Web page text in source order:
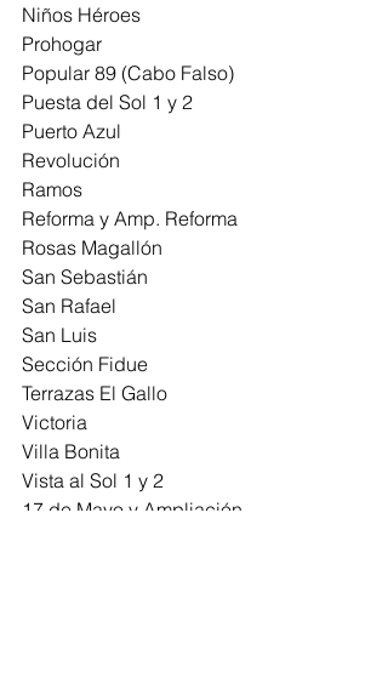
Niños Héroes
Prohogar
Popular 89 (Cabo Falso)
Puesta del Sol 1 y 2
Puerto Azul
Revolución
Ramos
Reforma y Amp. Reforma
Rosas Magallón
San Sebastián
San Rafael
San Luis
Sección Fidue
Terrazas El Gallo
Victoria
Villa Bonita
Vista al Sol 1 y 2
17 de Mayo y Ampliación